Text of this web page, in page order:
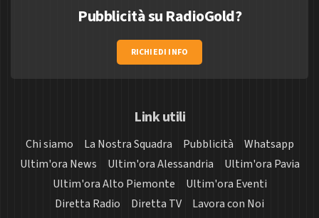
Pubblicità su RadioGold?
RICHIEDI INFO
Link utili
Chi siamo La Nostra Squadra Pubblicità
Whatsapp
Ultim'ora News
Ultim'ora Alessandria
Ultim'ora Pavia
Ultim'ora Alto Piemonte
Ultim'ora Eventi
Diretta Radio
Diretta TV Lavora con Noi